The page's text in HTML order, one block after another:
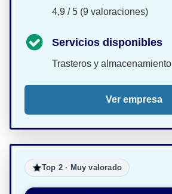
4,9 / 5 (9 valoraciones)
Servicios disponibles
Trasteros y almacenamiento
Ver empresa
Top 2 · Muy valorado